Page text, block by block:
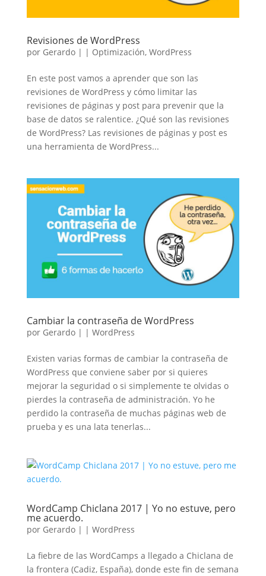
Revisiones de WordPress
por Gerardo| | Optimización, WordPress
En este post vamos a aprender que son las
revisiones de WordPress y cómo limitar las
revisiones de páginas y post para prevenir que la
base de datos se ralentice. ¿Qué son las revisiones
de WordPress? Las revisiones de páginas y post es
una herramienta de WordPress...
Cambiar la contraseña de WordPress
por Gerardo| | WordPress
Existen varias formas de cambiar la contraseña de
WordPress que conviene saber por si quieres
mejorar la seguridad o si simplemente te olvidas o
pierdes la contraseña de administración. Yo he
perdido la contraseña de muchas páginas web de
prueba y es una lata tenerlas...
WordCamp Chiclana 2017 | Yo no estuve, pero
me acuerdo.
por Gerardo| | WordPress
La fiebre de las WordCamps a llegado a Chiclana de
la frontera (Cadiz, España), donde este fin de semana